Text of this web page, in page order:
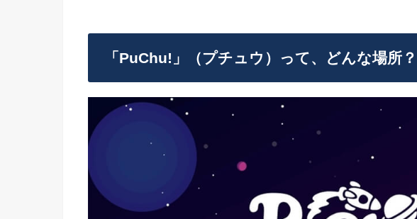
「PuChu!」（プチュウ）って、どんな場所？